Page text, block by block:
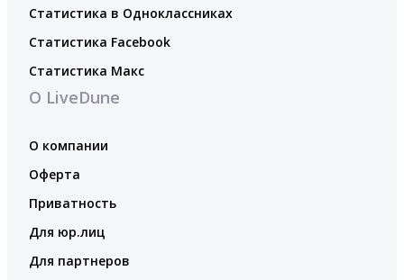
Статистика в Одноклассниках
Статистика Facebook
Статистика Макс
О LiveDune
О компании
Оферта
Приватность
Для юр.лиц
Для партнеров